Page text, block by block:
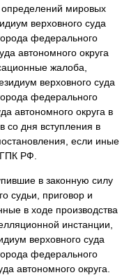
мировых
верховного суда
федерального
автономного округа
жалоба,
верховного суда
федерального
автономного округа в
дня вступления в
если иные
РФ.
в законную силу
судьи, приговор и
в ходе производства
инстанции,
верховного суда
федерального
автономного округа.